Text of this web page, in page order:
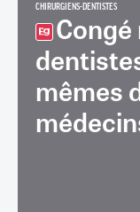
CHIRURGIENS-DENTISTES
mêmes